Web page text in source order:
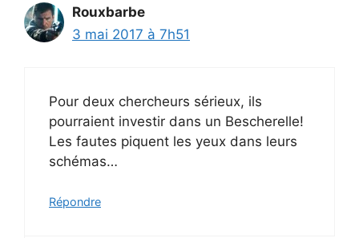
Rouxbarbe
3 mai 2017 à 7h51
Pour deux chercheurs sérieux, ils
pourraient investir dans un Bescherelle!
Les fautes piquent les yeux dans leurs
schémas…
Répondre